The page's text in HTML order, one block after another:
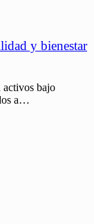
y bienestar
activos bajo
a…